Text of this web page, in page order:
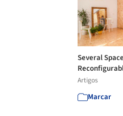
Several
Artigos
Marcar